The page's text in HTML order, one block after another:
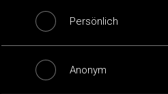
Persönlich
Anonym